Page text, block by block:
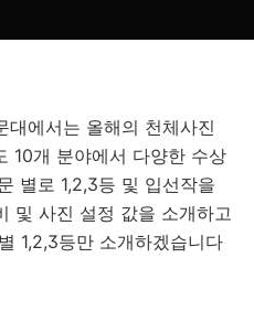
대에서는 올해의 천체사진
10개 분야에서 다양한 수상
별로 1,2,3등 및 입선작을
및 사진 설정 값을 소개하고
1,2,3등만 소개하겠습니다